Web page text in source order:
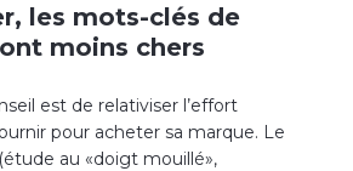
les mots-clés de
moins chers
est de relativiser l’effort
pour acheter sa marque. Le
au «doigt mouillé»,